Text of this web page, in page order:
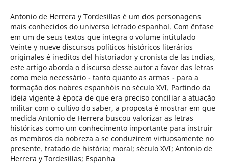
Antonio de Herrera y Tordesillas é um dos personagens
mais conhecidos do universo letrado espanhol. Com ênfase
em um de seus textos que integra o volume intitulado
Veinte y nueve discursos políticos históricos literários
originales é ineditos del historiador y cronista de las Indias,
este artigo aborda o discurso desse autor a favor das letras
como meio necessário - tanto quanto as armas - para a
formação dos nobres espanhóis no século XVI. Partindo da
ideia vigente à época de que era preciso conciliar a atuação
militar com o cultivo do saber, a proposta é mostrar em que
medida Antonio de Herrera buscou valorizar as letras
históricas como um conhecimento importante para instruir
os membros da nobreza a se conduzirem virtuosamente no
presente. tratado de história; moral; século XVI; Antonio de
Herrera y Tordesillas; Espanha